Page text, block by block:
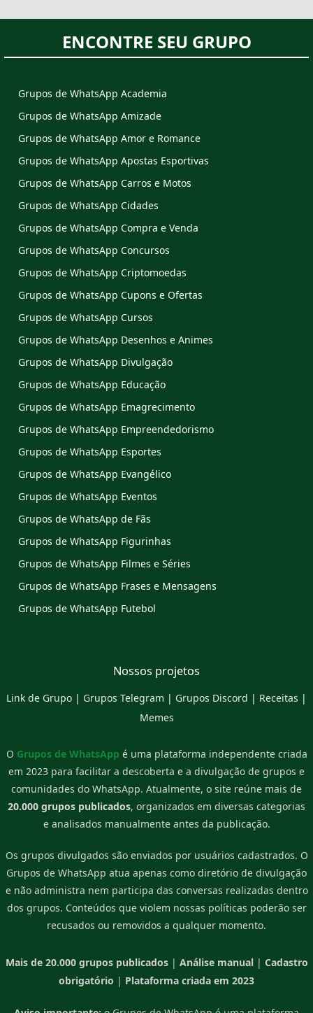
ENCONTRE SEU GRUPO
Grupos de WhatsApp Academia
Grupos de WhatsApp Amizade
Grupos de WhatsApp Amor e Romance
Grupos de WhatsApp Apostas Esportivas
Grupos de WhatsApp Carros e Motos
Grupos de WhatsApp Cidades
Grupos de WhatsApp Compra e Venda
Grupos de WhatsApp Concursos
Grupos de WhatsApp Criptomoedas
Grupos de WhatsApp Cupons e Ofertas
Grupos de WhatsApp Cursos
Grupos de WhatsApp Desenhos e Animes
Grupos de WhatsApp Divulgação
Grupos de WhatsApp Educação
Grupos de WhatsApp Emagrecimento
Grupos de WhatsApp Empreendedorismo
Grupos de WhatsApp Esportes
Grupos de WhatsApp Evangélico
Grupos de WhatsApp Eventos
Grupos de WhatsApp de Fãs
Grupos de WhatsApp Figurinhas
Grupos de WhatsApp Filmes e Séries
Grupos de WhatsApp Frases e Mensagens
Grupos de WhatsApp Futebol
Nossos projetos
Link de Grupo | Grupos Telegram | Grupos Discord | Receitas |
Memes
O Grupos de WhatsApp é uma plataforma independente criada
em 2023 para facilitar a descoberta e a divulgação de grupos e
comunidades do WhatsApp. Atualmente, o site reúne mais de
20.000 grupos publicados, organizados em diversas categorias
e analisados manualmente antes da publicação.
Os grupos divulgados são enviados por usuários cadastrados. O
Grupos de WhatsApp atua apenas como diretório de divulgação
e não administra nem participa das conversas realizadas dentro
dos grupos. Conteúdos que violem nossas políticas poderão ser
recusados ou removidos a qualquer momento.
Mais de 20.000 grupos publicados| Análise manual| Cadastro
obrigatório | Plataforma criada em 2023